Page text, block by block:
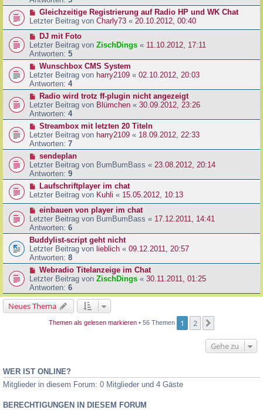
Gleichzeitige Registrierung auf Radio HP und WK Chat
Letzter Beitrag von Charly73 « 20.10.2012, 00:40
DJ mit Foto
Letzter Beitrag von ZischDings « 11.10.2012, 17:11
Antworten: 5
Wunschbox CMS System
Letzter Beitrag von harry2109 « 02.10.2012, 20:03
Antworten: 4
Radio wird trotz ff-plugin nicht angezeigt
Letzter Beitrag von Blümchen « 30.09.2012, 23:26
Antworten: 4
Streambox mit letzten 20 Titeln
Letzter Beitrag von harry2109 « 18.09.2012, 22:33
Antworten: 7
sendeplan
Letzter Beitrag von BumBumBass « 23.08.2012, 20:14
Antworten: 9
Laufschriftplayer im chat
Letzter Beitrag von Kuhli « 15.05.2012, 10:13
einbauen von player im chat
Letzter Beitrag von BumBumBass « 17.12.2011, 14:41
Antworten: 6
Buddylist-script geht nicht
Letzter Beitrag von lieblich « 09.12.2011, 20:57
Antworten: 8
Webradio Titelanzeige im Chat
Letzter Beitrag von ZischDings « 30.11.2011, 01:25
Antworten: 6
Neues Thema
Themen als gelesen markieren • 56 Themen 1 2
Gehe zu
WER IST ONLINE?
Mitglieder in diesem Forum: 0 Mitglieder und 4 Gäste
BERECHTIGUNGEN IN DIESEM FORUM